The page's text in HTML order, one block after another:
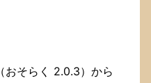
おそらく 2.0.3）から